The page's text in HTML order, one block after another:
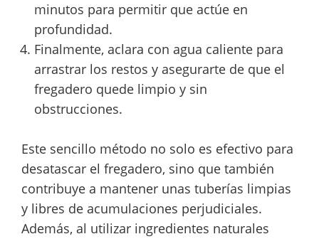
minutos para permitir que actúe en
profundidad.
Finalmente, aclara con agua caliente para
arrastrar los restos y asegurarte de que el
fregadero quede limpio y sin
obstrucciones.
Este sencillo método no solo es efectivo para
desatascar el fregadero, sino que también
contribuye a mantener unas tuberías limpias
y libres de acumulaciones perjudiciales.
Además, al utilizar ingredientes naturales